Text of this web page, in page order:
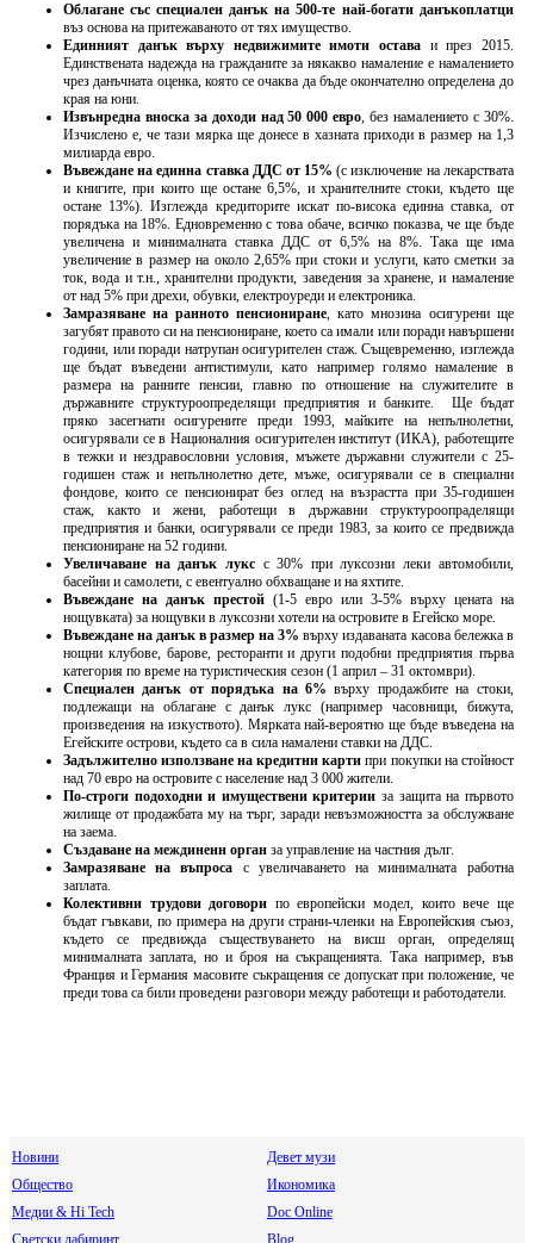
Облагане със специален данък на 500-те най-богати данъкоплатци
въз основа на притежаваното от тях имущество.
Единният данък върху недвижимите имоти остава и през 2015.
Единствената надежда на гражданите за някакво намаление е намалението
чрез данъчната оценка, която се очаква да бъде окончателно определена до
края на юни.
Извънредна вноска за доходи над 50 000 евро, без намалението с 30%.
Изчислено е, че тази мярка ще донесе в хазната приходи в размер на 1,3
милиарда евро.
Въвеждане на единна ставка ДДС от 15% (с изключение на лекарствата
и книгите, при които ще остане 6,5%, и хранителните стоки, където ще
остане 13%). Изглежда кредиторите искат по-висока единна ставка, от
порядъка на 18%. Едновременно с това обаче, всичко показва, че ще бъде
увеличена и минималната ставка ДДС от 6,5% на 8%. Така ще има
увеличение в размер на около 2,65% при стоки и услуги, като сметки за
ток, вода и т.н., хранителни продукти, заведения за хранене, и намаление
от над 5% при дрехи, обувки, електроуреди и електроника.
Замразяване на ранното пенсиониране, като мнозина осигурени ще
загубят правото си на пенсиониране, което са имали или поради навършени
години, или поради натрупан осигурителен стаж. Същевременно, изглежда
ще бъдат въведени антистимули, като например голямо намаление в
размера на ранните пенсии, главно по отношение на служителите в
държавните структуроопределящи предприятия и банките. Ще бъдат
пряко засегнати осигурените преди 1993, майките на непълнолетни,
осигурявали се в Националния осигурителен институт (ИКА), работещите
в тежки и нездравословни условия, мъжете държавни служители с 25-
годишен стаж и непълнолетно дете, мъже, осигурявали се в специални
фондове, които се пенсионират без оглед на възрастта при 35-годишен
стаж, както и жени, работещи в държавни структуроопраделящи
предприятия и банки, осигурявали се преди 1983, за които се предвижда
пенсиониране на 52 години.
Увеличаване на данък луксс 30% при луксозни леки автомобили,
басейни и самолети, с евентуално обхващане и на яхтите.
Въвеждане на данък престой (1-5 евро или 3-5% върху цената на
нощувката) за нощувки в луксозни хотели на островите в Егейско море.
Въвеждане на данък в размер на 3%върху издаваната касова бележка в
нощни клубове, барове, ресторанти и други подобни предприятия първа
категория по време на туристическия сезон (1 април – 31 октомври).
Специален данък от порядъка на 6%върху продажбите на стоки,
подлежащи на облагане с данък лукс (например часовници, бижута,
произведения на изкуството). Мярката най-вероятно ще бъде въведена на
Егейските острови, където са в сила намалени ставки на ДДС.
Задължително използване на кредитни карти при покупки на стойност
над 70 евро на островите с население над 3 000 жители.
По-строги подоходни и имуществени критерии за защита на първото
жилище от продажбата му на търг, заради невъзможността за обслужване
на заема.
Създаване на междиненн орган за управление на частния дълг.
Замразяване на въпроса с увеличаването на минималната работна
заплата.
Колективни трудови договори по европейски модел, които вече ще
бъдат гъвкави, по примера на други страни-членки на Европейския съюз,
където се предвижда съществуването на висш орган, определящ
минималната заплата, но и броя на съкращенията. Така например, във
Франция и Германия масовите съкращения се допускат при положение, че
преди това са били проведени разговори между работещи и работодатели.
Новини
Девет музи
Общество
Икономика
Медии & Hi Tech
Doc Online
Светски лабиринт
Blog